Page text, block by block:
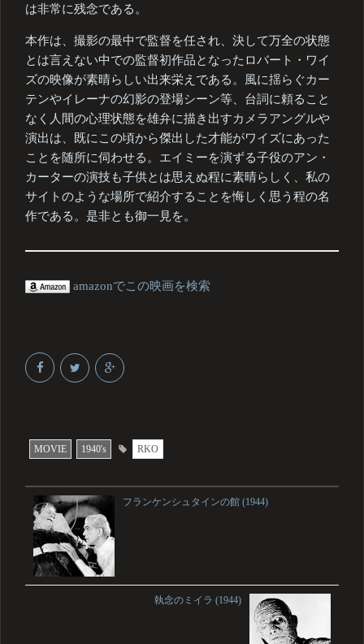
は非常に残念である。
本作は、撮影の最中で監督を任され、決して万全の状態
とは言えない中での監督初作品となったロバート・ワイ
ズの映像が素晴らしい出来栄えである。風に揺らぐカー
テンやイレーナの幻影の登場シーン等、台詞に頼ること
なく人間の心理状態を雄弁に描き出すカメラアングルや
演出は、既にこの頃から傑出した才能がワイズにあった
ことを随所に伺わせる。エイミーを演ずる子役のアン・
カーターの演技も子供とは思えぬ程に素晴らしく、私の
サイトのような場所で紹介することを悔しく思う程の名
作である。是非とも御一見を。
amazonでこの映画を検索
MOVIE 1940's RKO
フランケンシュタインの館 (1944)
執念のミイラ (1944)